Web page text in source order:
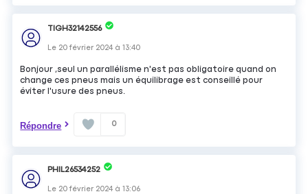
TIGH32142556
Le 20 février 2024 à13:40
Bonjour ,seul un parallélisme n'est pas obligatoire quand on
change ces pneus mais un équilibrage est conseillé pour
éviter l'usure des pneus.
Répondre 0
PHIL26534252
Le 20 février 2024 à13:06